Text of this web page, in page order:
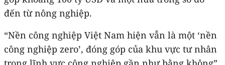
đến từ nông nghiệp.
“Nền công nghiệp Việt Nam hiện vẫn là một ‘nền
công nghiệp zero’, đóng góp của khu vực tư nhân